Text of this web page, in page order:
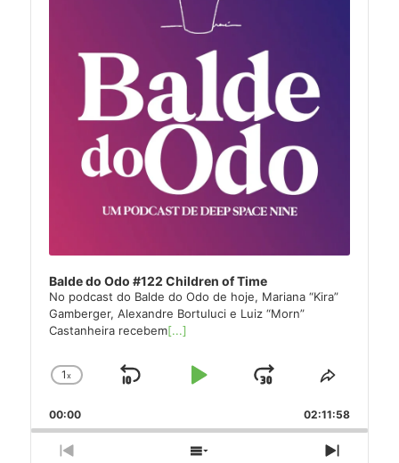
Balde do Odo #122 Children of Time
No podcast do Balde do Odo de hoje, Mariana “Kira”
Gamberger, Alexandre Bortuluci e Luiz “Morn”
Castanheira recebem[...]
Change
Rate
1x
Skip
Play
Jump
Forward
Share
Episode
00:00 02:11:58
Previous Show Next